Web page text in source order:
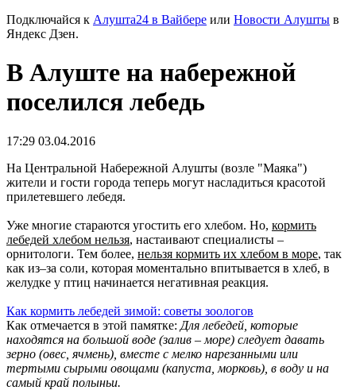
Подключайся к Алушта24 в Вайбере или Новости Алушты в
Яндекс Дзен.
В Алуште на набережной
поселился лебедь
17:29 03.04.2016
На Центральной Набережной Алушты (возле "Маяка")
жители и гости города теперь могут насладиться красотой
прилетевшего лебедя.
Уже многие стараются угостить его хлебом. Но, кормить
лебедей хлебом нельзя, настаивают специалисты –
орнитологи. Тем более, нельзя кормить их хлебом в море, так
как из–за соли, которая моментально впитывается в хлеб, в
желудке у птиц начинается негативная реакция.
Как кормить лебедей зимой: советы зоологов
Как отмечается в этой памятке: Для лебедей, которые
находятся на большой воде (залив – море) следует давать
зерно (овес, ячмень), вместе с мелко нарезанными или
тертыми сырыми овощами (капуста, морковь), в воду и на
самый край полыньи.